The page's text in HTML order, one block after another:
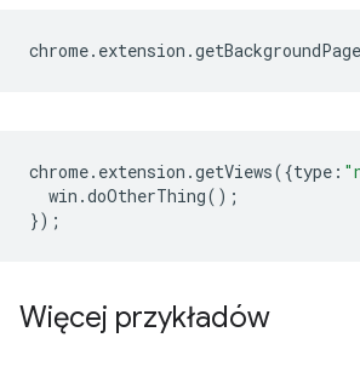
chrome. extension .getBackgroundPage
chrome. extension .getViews({type :
win .doOtherThing();
});
Więcej przykładów